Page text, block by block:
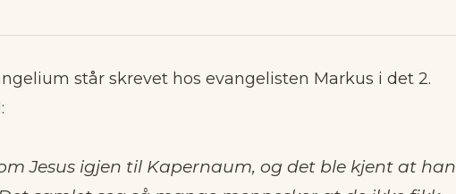
står skrevet hos evangelisten Markus i det 2.
Jesus igjen til Kapernaum, og det ble kjent at han